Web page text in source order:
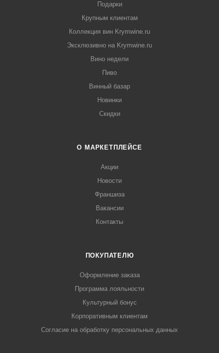
Подарки
Крупным клиентам
Коллекция вин Krymwine.ru
Эксклюзивно на Krymwine.ru
Вино недели
Пиво
Винный базар
Новинки
Скидки
О МАРКЕТПЛЕЙСЕ
Акции
Новости
Франшиза
Вакансии
Контакты
ПОКУПАТЕЛЮ
Оформление заказа
Программа лояльности
Культурный бонус
Корпоративным клиентам
Согласие на обработку персональных данных